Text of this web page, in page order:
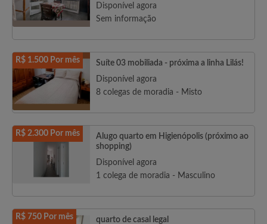
Disponível agora
Sem informação
R$ 1.500 Por mês
Suíte 03 mobiliada - próxima a linha Lilás!
Disponível agora
8 colegas de moradia - Misto
R$ 2.300 Por mês
Alugo quarto em Higienópolis (próximo ao
shopping)
Disponível agora
1 colega de moradia - Masculino
R$ 750 Por mês
quarto de casal legal